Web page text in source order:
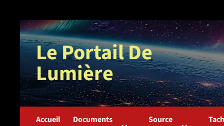
Aller
au
contenu
Le Portail De
Lumière
Accueil Documents Source